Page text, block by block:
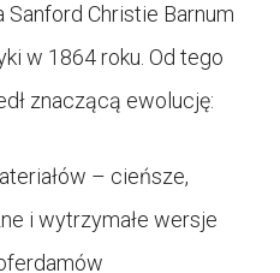
Christie Barnum
w 1864 roku. Od tego
znaczącą ewolucję:
– cieńsze,
i wytrzymałe wersje